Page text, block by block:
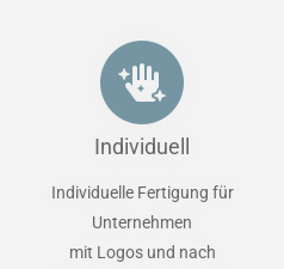
Individuell
Individuelle Fertigung für
Unternehmen
mit Logos und nach